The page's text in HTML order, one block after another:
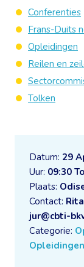
Datum: 29
Uur: 09:30
Plaats:
Contact:
jur@cbti-
Categorie:
Opleidingen
Conferenties
Frans-Duits
Opleidingen
Reilen en
Tolken